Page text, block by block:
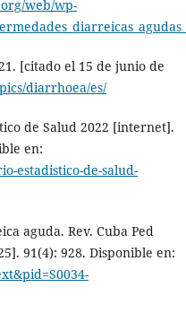
web/wp-
[citado el 15 de junio de
diarrhoea/es/
de Salud 2022 [internet].
en:
estadistico-de-salud-
aguda. Rev. Cuba Ped
91(4): 928. Disponible en: